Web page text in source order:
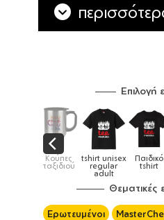
Επιλογή
Παιδικό
tshirt
Drill
Καπέλα
ενηλίκων
Καπέλα
ενηλίκων
Θεματικές
Ερωτευμένοι